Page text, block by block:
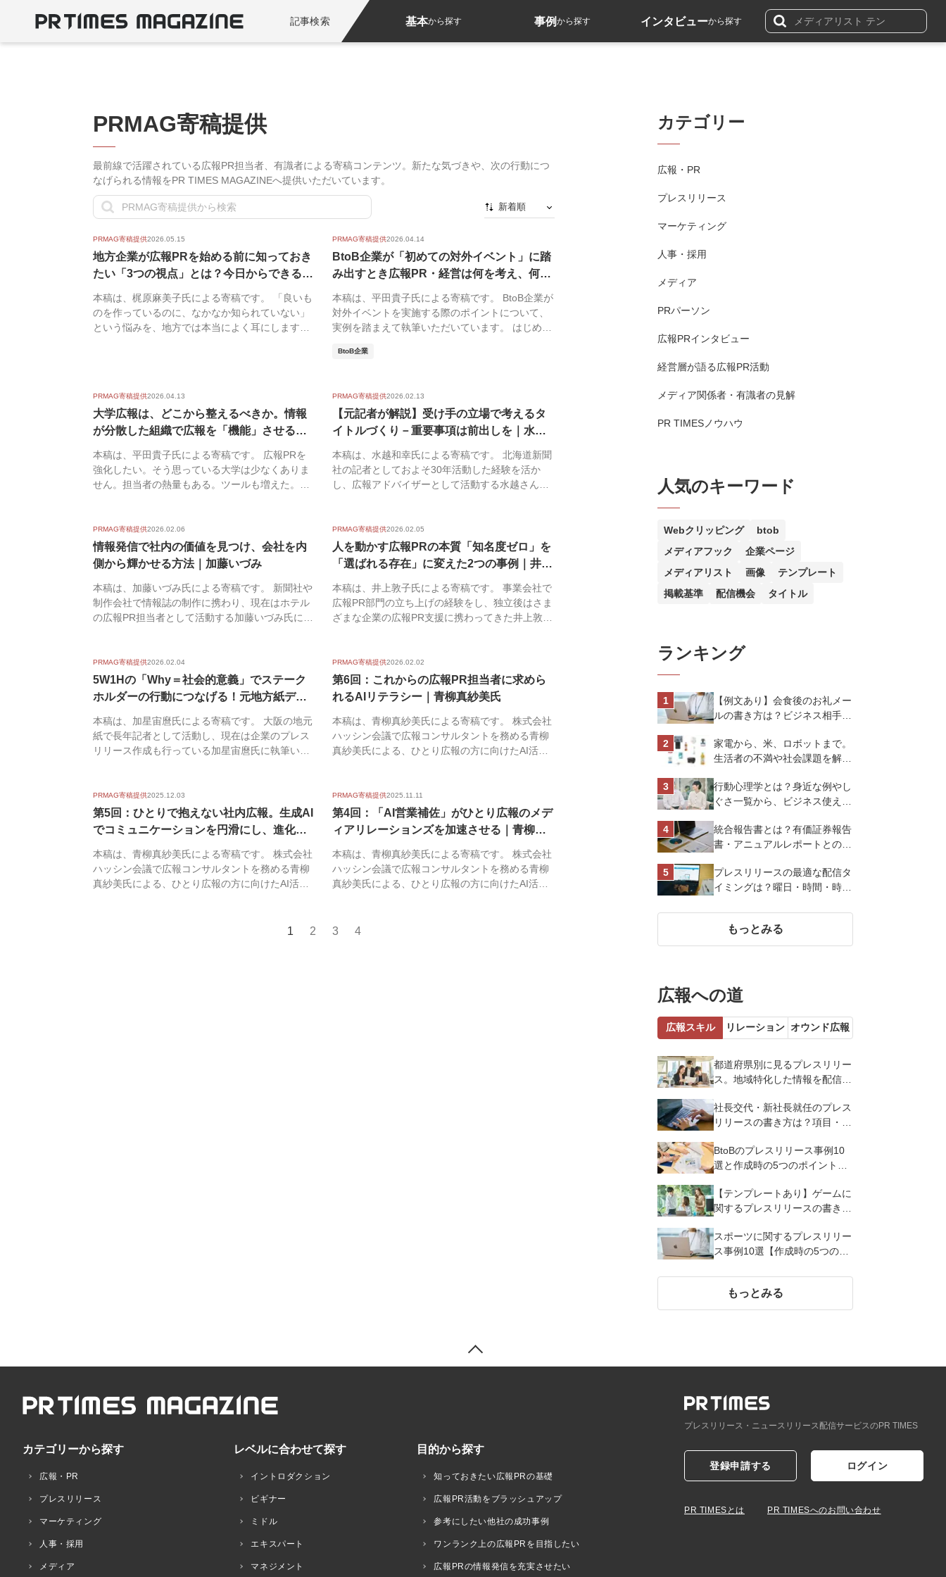
記事検索 基本から探す 事例から探す インタビューから探す
PRMAG寄稿提供
最前線で活躍されている広報PR担当者、有識者による寄稿コンテンツ。新たな気づきや、次の行動につ
なげられる情報をPR TIMES MAGAZINEへ提供いただいています。
新着順
最初から
人気順
PRMAG寄稿提供2026.05.15
地方企業が広報PRを始める前に知っておき
たい「3つの視点」とは？今日からできる実
践...
本稿は、梶原麻美子氏による寄稿です。 「良いも
のを作っているのに、なかなか知られていない」
という悩みを、地方では本当によく耳にします。
PRMAG寄稿提供2026.04.14
BtoB企業が「初めての対外イベント」に踏
み出すとき広報PR・経営は何を考え、何
を...
本稿は、平田貴子氏による寄稿です。 BtoB企業が
対外イベントを実施する際のポイントについて、
実例を踏まえて執筆いただいています。 はじめ
BtoB企業
PRMAG寄稿提供2026.04.13
大学広報は、どこから整えるべきか。情報
が分散した組織で広報を「機能」させる最
初の一...
本稿は、平田貴子氏による寄稿です。 広報PRを
強化したい。そう思っている大学は少なくありま
せん。担当者の熱量もある。ツールも増えた。そ
PRMAG寄稿提供2026.02.13
【元記者が解説】受け手の立場で考えるタ
イトルづくり－重要事項は前出しを｜水越
和幸
本稿は、水越和幸氏による寄稿です。 北海道新聞
社の記者としておよそ30年活動した経験を活か
し、広報アドバイザーとして活動する水越さん
PRMAG寄稿提供2026.02.06
情報発信で社内の価値を見つけ、会社を内
側から輝かせる方法｜加藤いづみ
本稿は、加藤いづみ氏による寄稿です。 新聞社や
制作会社で情報誌の制作に携わり、現在はホテル
の広報PR担当者として活動する加藤いづみ氏に執
PRMAG寄稿提供2026.02.05
人を動かす広報PRの本質「知名度ゼロ」を
「選ばれる存在」に変えた2つの事例｜井上
敦...
本稿は、井上敦子氏による寄稿です。 事業会社で
広報PR部門の立ち上げの経験をし、独立後はさま
ざまな企業の広報PR支援に携わってきた井上敦子
PRMAG寄稿提供2026.02.04
5W1Hの「Why＝社会的意義」でステーク
ホルダーの行動につなげる！元地方紙デス
ク...
本稿は、加星宙麿氏による寄稿です。 大阪の地元
紙で長年記者として活動し、現在は企業のプレス
リリース作成も行っている加星宙麿氏に執筆いた
PRMAG寄稿提供2026.02.02
第6回：これからの広報PR担当者に求めら
れるAIリテラシー｜青柳真紗美氏
本稿は、青柳真紗美氏による寄稿です。 株式会社
ハッシン会議で広報コンサルタントを務める青柳
真紗美氏による、ひとり広報の方に向けたAI活用
PRMAG寄稿提供2025.12.03
第5回：ひとりで抱えない社内広報。生成AI
でコミュニケーションを円滑にし、進化さ
せ...
本稿は、青柳真紗美氏による寄稿です。 株式会社
ハッシン会議で広報コンサルタントを務める青柳
真紗美氏による、ひとり広報の方に向けたAI活用
PRMAG寄稿提供2025.11.11
第4回：「AI営業補佐」がひとり広報のメデ
ィアリレーションズを加速させる｜青柳真
紗...
本稿は、青柳真紗美氏による寄稿です。 株式会社
ハッシン会議で広報コンサルタントを務める青柳
真紗美氏による、ひとり広報の方に向けたAI活用
1 2 3 4
カテゴリー
広報・PR
プレスリリース
マーケティング
人事・採用
メディア
PRパーソン
広報PRインタビュー
経営層が語る広報PR活動
メディア関係者・有識者の見解
PR TIMESノウハウ
人気のキーワード
Webクリッピング
btob
メディアフック
企業ページ
メディアリスト
画像
テンプレート
掲載基準
配信機会 タイトル
ランキング
【例文あり】会食後のお礼メー
ルの書き方は？ビジネス相手に
トを解説
家電から、米、ロボットまで。
生活者の不満や社会課題を解決
スオーヤマ株式会社
行動心理学とは？身近な例やし
ぐさ一覧から、ビジネス使える
統合報告書とは？有価証券報告
書・アニュアルレポートとの違
プレスリリースの最適な配信タ
イミングは？曜日・時間・時期
化させよう
もっとみる
広報への道
広報スキル リレーション オウンド広報
都道府県別に見るプレスリリー
ス。地域特化した情報を配信す
社長交代・新社長就任のプレス
リリースの書き方は？項目・ポ
BtoBのプレスリリース事例10
選と作成時の5つのポイントを
【テンプレートあり】ゲームに
関するプレスリリースの書き方
スポーツに関するプレスリリー
ス事例10選【作成時の5つのポ
もっとみる
カテゴリーから探す
広報・PR
プレスリリース
マーケティング
人事・採用
メディア
レベルに合わせて探す
イントロダクション
ビギナー
ミドル
エキスパート
マネジメント
目的から探す
知っておきたい広報PRの基礎
広報PR活動をブラッシュアップ
参考にしたい他社の成功事例
ワンランク上の広報PRを目指したい
広報PRの情報発信を充実させたい
プレスリリース・ニュースリリース配信サービスのPR TIMES
登録申請する ログイン
PR TIMESとは PR TIMESへのお問い合わせ